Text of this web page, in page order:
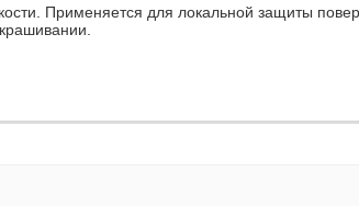
Применяется для локальной защиты